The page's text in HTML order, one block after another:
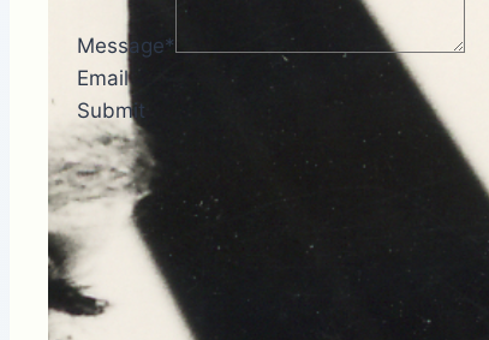
Message*
Email
Submit